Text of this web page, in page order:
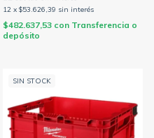
12 x $53.626,39 sin interés
$482.637,53 con Transferencia o
depósito
SIN STOCK